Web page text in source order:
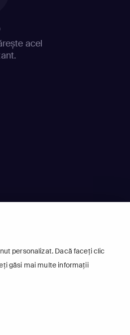
personalizat. Dacă faceți clic
găsi mai multe informații
acel